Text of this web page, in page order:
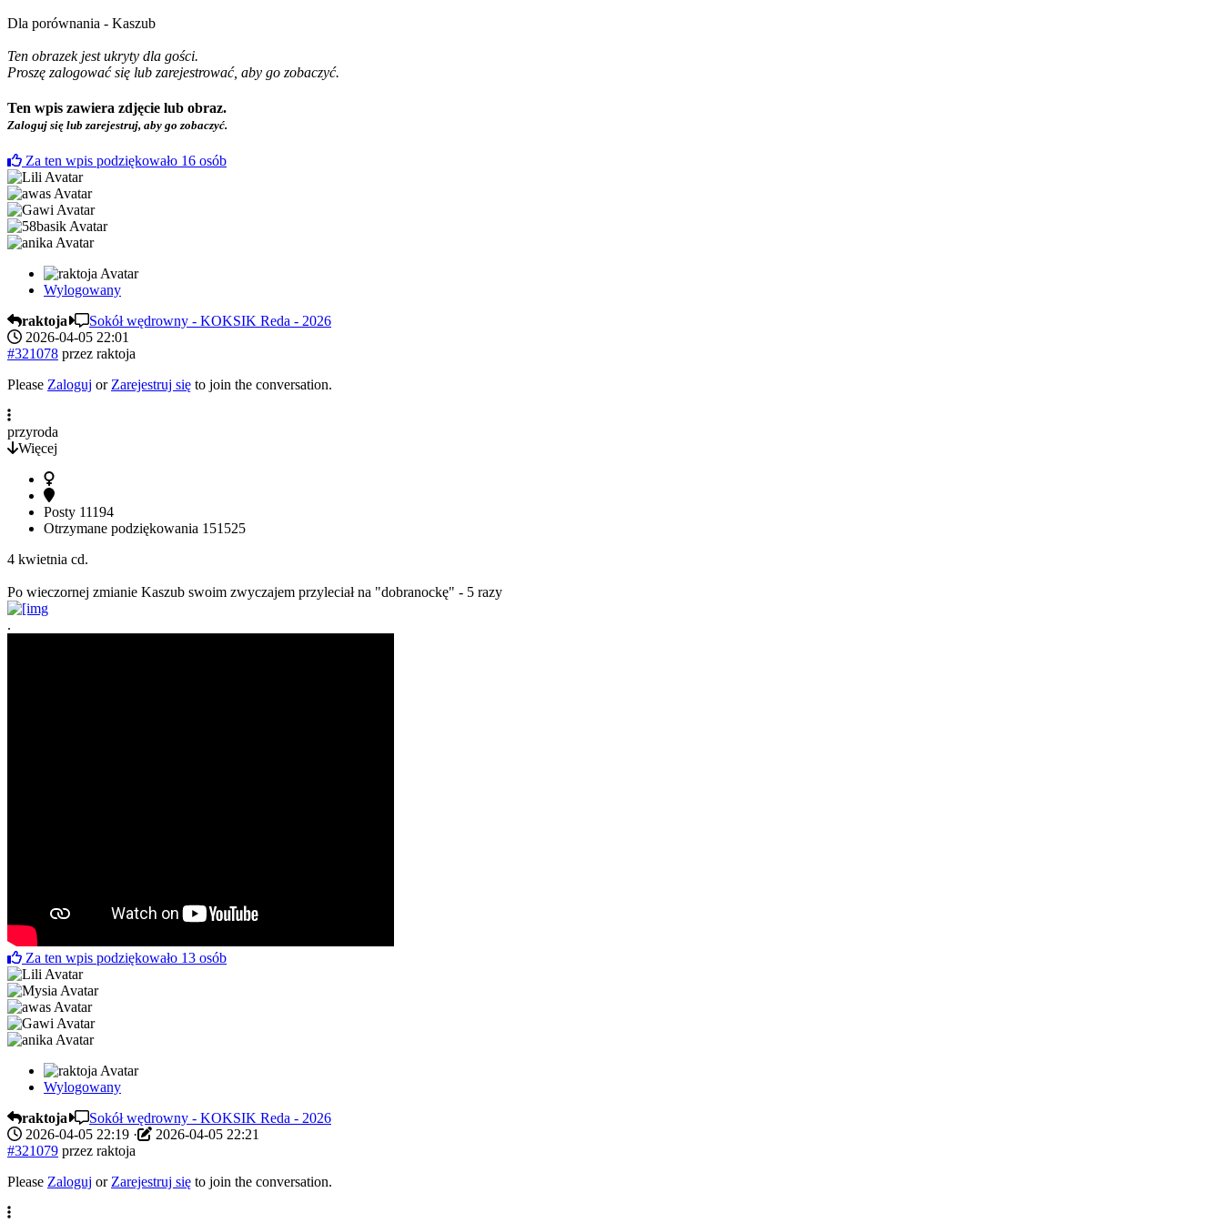
Dla porównania - Kaszub
Ten obrazek jest ukryty dla gości.
Proszę zalogować się lub zarejestrować, aby go zobaczyć.
Ten wpis zawiera zdjęcie lub obraz.
Zaloguj się lub zarejestruj, aby go zobaczyć.
Za ten wpis podziękowało 16 osób
Wylogowany
raktoja
Sokół wędrowny - KOKSIK Reda - 2026
2026-04-05 22:01
#321078 przez raktoja
Please Zaloguj or Zarejestruj się to join the conversation.
przyroda
Więcej
Posty 11194
Otrzymane podziękowania 151525
4 kwietnia cd.
Po wieczornej zmianie Kaszub swoim zwyczajem przyleciał na "dobranockę" - 5 razy
.
Za ten wpis podziękowało 13 osób
Wylogowany
raktoja
Sokół wędrowny - KOKSIK Reda - 2026
2026-04-05 22:19 ·
2026-04-05 22:21
#321079 przez raktoja
Please Zaloguj or Zarejestruj się to join the conversation.